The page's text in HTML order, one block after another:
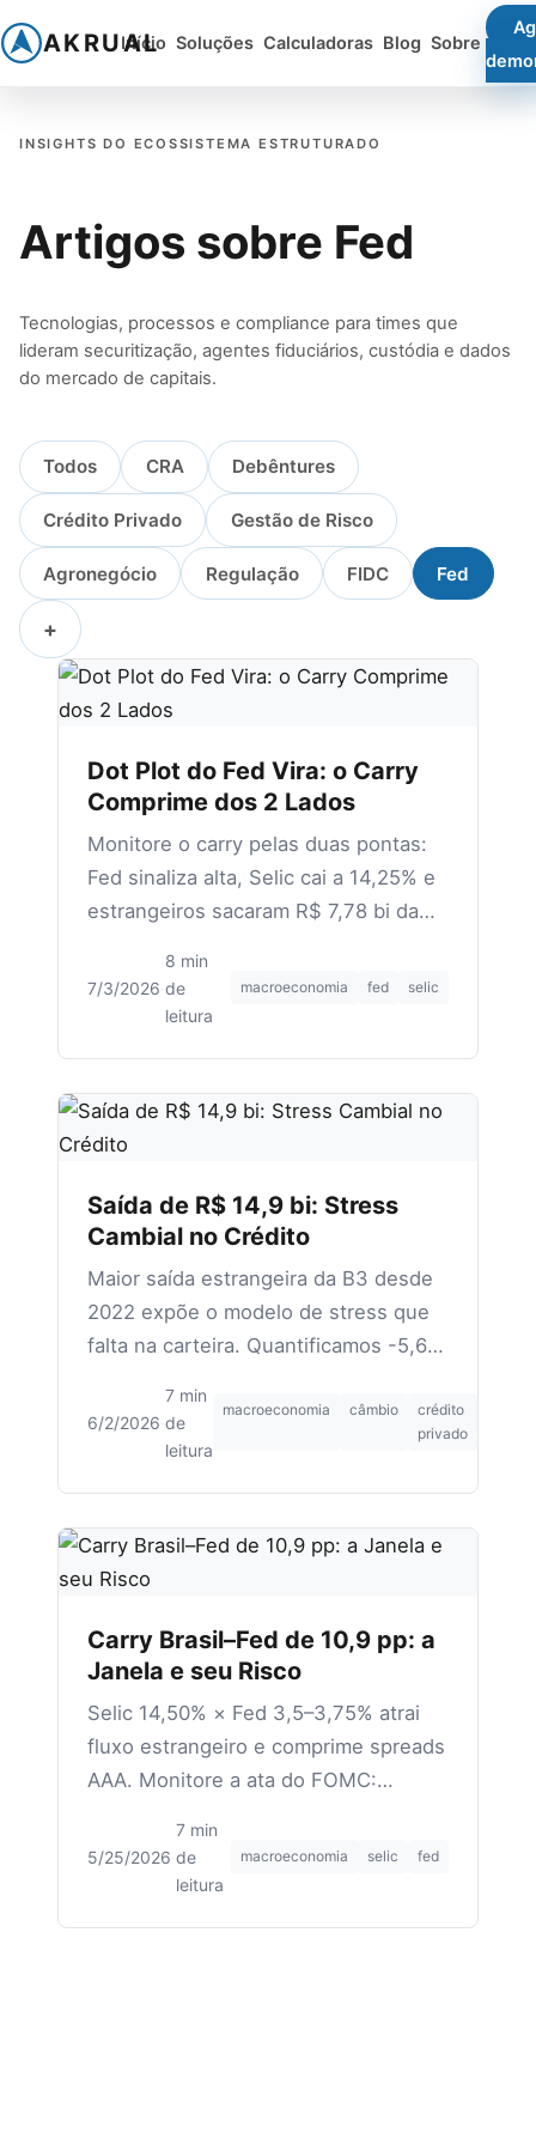
AKRUAL
Início Soluções Calculadoras Blog Sobre
INSIGHTS DO ECOSSISTEMA ESTRUTURADO
Artigos sobre Fed
Tecnologias, processos e compliance para times que
lideram securitização, agentes fiduciários, custódia e dados
do mercado de capitais.
Todos CRA Debêntures
Crédito Privado Gestão de Risco
Agronegócio Regulação FIDC Fed
+
Dot Plot do Fed Vira: o Carry
Comprime dos 2 Lados
Monitore o carry pelas duas pontas:
Fed sinaliza alta, Selic cai a 14,25% e
estrangeiros sacaram R$ 7,78 bi da
7/3/2026
8 min
de
leitura
macroeconomia fed selic
Saída de R$ 14,9 bi: Stress
Cambial no Crédito
Maior saída estrangeira da B3 desde
2022 expõe o modelo de stress que
falta na carteira. Quantificamos -5,6%
fluxo.
6/2/2026
7 min
de
leitura
macroeconomia câmbio
crédito
privado
Carry Brasil–Fed de 10,9 pp: a
Janela e seu Risco
Selic 14,50% × Fed 3,5–3,75% atrai
fluxo estrangeiro e comprime spreads
AAA. Monitore a ata do FOMC:
5/25/2026
7 min
de
leitura
macroeconomia selic fed